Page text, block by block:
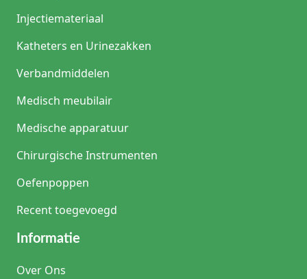
Injectiemateriaal
Katheters en Urinezakken
Verbandmiddelen
Medisch meubilair
Medische apparatuur
Chirurgische Instrumenten
Oefenpoppen
Recent toegevoegd
Informatie
Over Ons